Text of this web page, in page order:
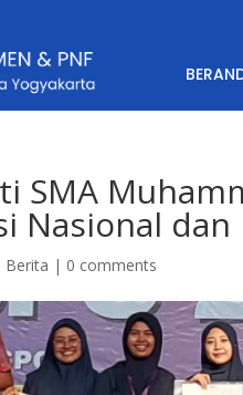
SMA
Nasional
Berita | 0 comments